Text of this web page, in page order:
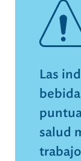
Las
salud